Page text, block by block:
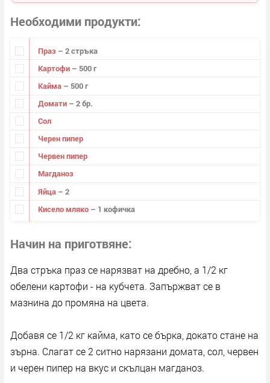
Необходими продукти
Праз – 2 стръка
Картофи – 500 г
Кайма – 500 г
Домати – 2 бр.
Сол
Черен пипер
Червен пипер
Магданоз
Яйца – 2
Кисело мляко – 1 кофичка
Начин на приготвяне
Два стръка праз се нарязват на дребно, а 1/2 кг
обелени картофи - на кубчета. Запържват се в
мазнина до промяна на цвета.
Добавя се 1/2 кг кайма, като се бърка, докато стане на
зърна. Слагат се 2 ситно нарязани домата, сол, червен
и черен пипер на вкус и скълцан магданоз.